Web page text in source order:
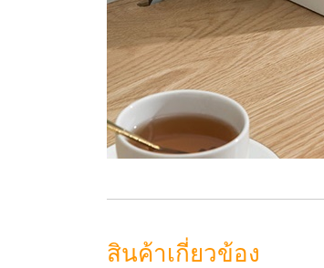
สินค้าเกี่ยวข้อง